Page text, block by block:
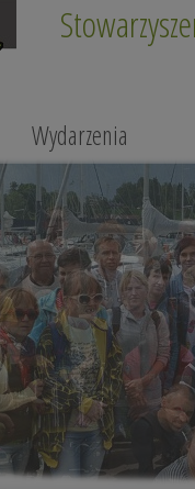
Wydarzenia